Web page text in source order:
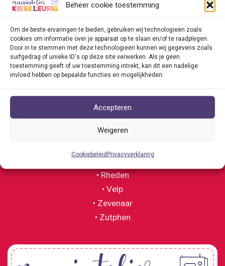
Beheer cookie toestemming
Om de beste ervaringen te bieden, gebruiken wij technologieën zoals
cookies om informatie over je apparaat op te slaan en/of te raadplegen.
Door in te stemmen met deze technologieën kunnen wij gegevens zoals
surfgedrag of unieke ID's op deze site verwerken. Als je geen
toestemming geeft of uw toestemming intrekt, kan dit een nadelige
invloed hebben op bepaalde functies en mogelijkheden.
Accepteren
Weigeren
Cookiebeleid Privacyverklaring
Naaiatelier
Kieskleurig
Doetinchem
gaat
verhuizen
Lees bericht »
Naaiatelier Kieskleurig vind je in:
• Dieren
• Doesburg
• Doetinchem
• Oosterbeek
• Rheden
• Velp
• Zevenaar
• Zutphen